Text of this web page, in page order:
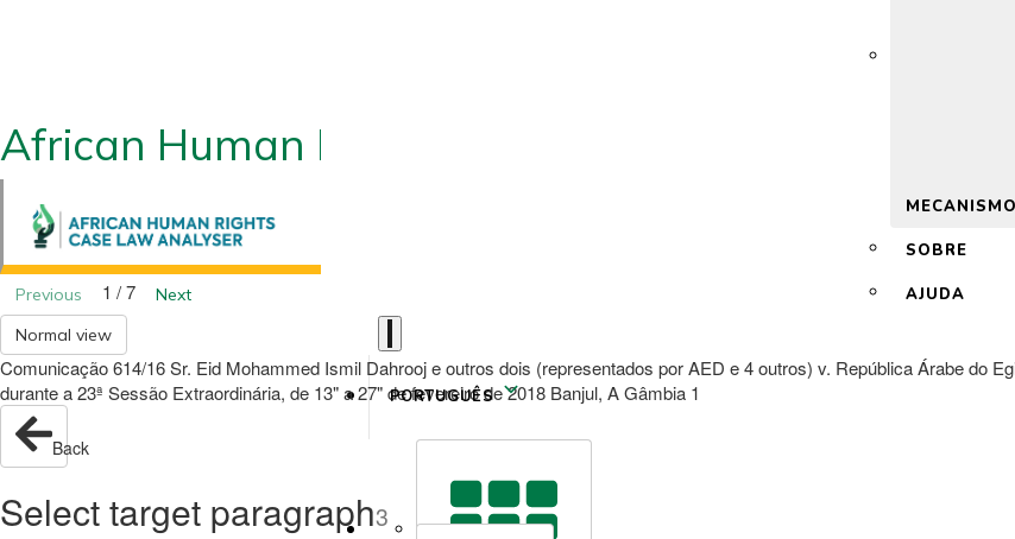
African Human Rights CLA 2.0
SOBRE
AJUDA
PORTUGUÊS
Previous 1 / 7
Next
Normal view
Comunicação 614/16 Sr. Eid Mohammed Ismil Dahrooj e outros dois (representados por AED e 4 outros) v. República Árabe do
durante a 23ª Sessão Extraordinária, de 13" a 27" de fevereiro de 2018 Banjul, A Gâmbia 1
Back
Select target paragraph3